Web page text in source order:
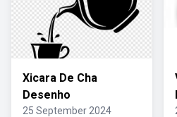
Xicara De Cha
Desenho
25 September 2024